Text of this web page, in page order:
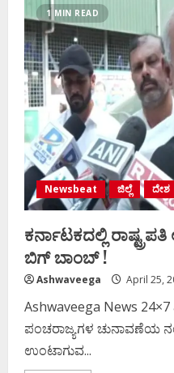
ಬಿಜೆಪಿ
ಸಂಭ್ರಮ
ಕಾಂಗ್ರೆಸ್‌
ಕಣ್ಣೀರು‌
1 MIN READ
Newsbeat ಜಿಲ್ಲೆ ದೇಶ
ಕರ್ನಾಟಕದಲ್ಲಿ
ಬಿಗ್‌ ಬಾಂಬ್ !
Ashwaveega April 25,
Ashwaveega News
ಪಂಚರಾಜ್ಯಗಳ ಚುನಾವಣೆಯ
ಉಂಟಾಗುವ...